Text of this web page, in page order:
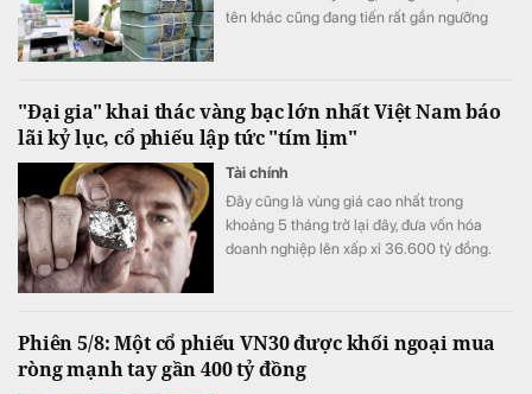
tên khác cũng đang tiến rất gần ngưỡng
"Đại gia" khai thác vàng bạc lớn nhất Việt Nam báo
lãi kỷ lục, cổ phiếu lập tức "tím lịm"
Tài chính
Đây cũng là vùng giá cao nhất trong
khoảng 5 tháng trở lại đây, đưa vốn hóa
doanh nghiệp lên xấp xỉ 36.600 tỷ đồng.
Phiên 5/8: Một cổ phiếu VN30 được khối ngoại mua
ròng mạnh tay gần 400 tỷ đồng